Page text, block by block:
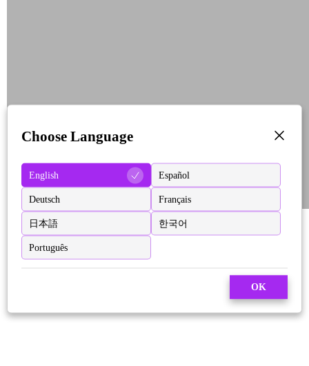
Choose Language
English Español
Deutsch Français
日本語 한국어
Português
OK